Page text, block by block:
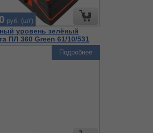
уровень зелёный
ПЛ 360 Green 61/10/531
руб. (шт)
Подробнее